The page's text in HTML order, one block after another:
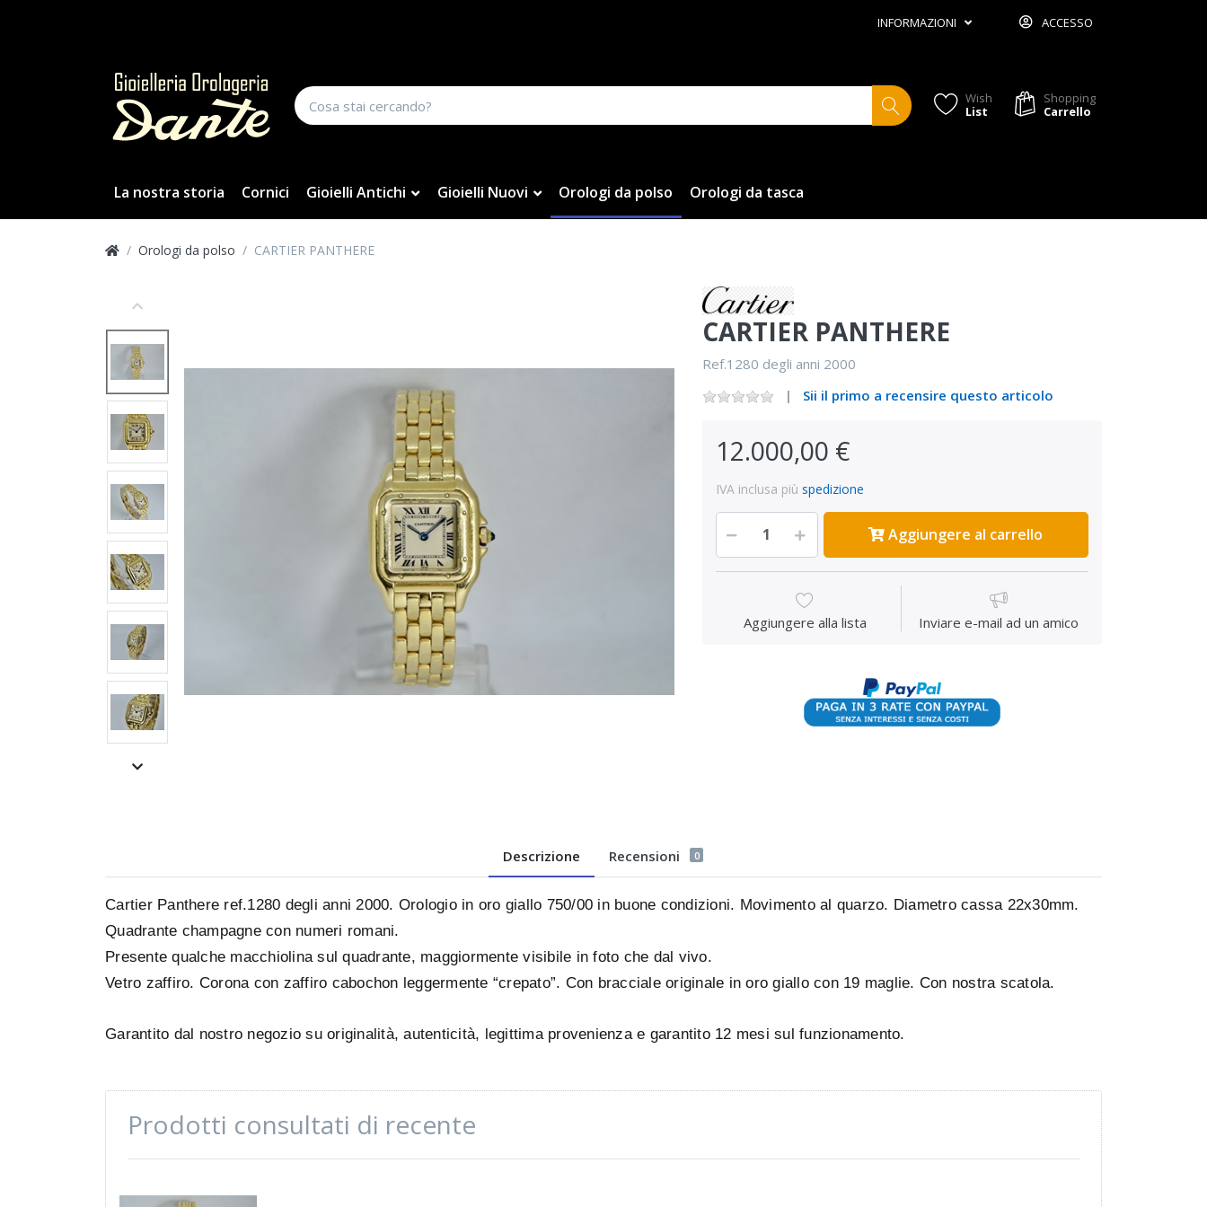
INFORMAZIONI ACCESSO
Wish
List
Shopping
Carrello
La nostra storia Cornici Gioielli Antichi Gioielli Nuovi Orologi da polso Orologi da tasca
Orologi da polso CARTIER PANTHERE
CARTIER PANTHERE
Ref.1280 degli anni 2000
Sii il primo a recensire questo articolo
12.000,00 €
IVA inclusa più spedizione
Aggiungere al carrello
Aggiungere alla lista Inviare e-mail ad un amico
Descrizione Recensioni 0
Cartier Panthere ref.1280 degli anni 2000. Orologio in oro giallo 750/00 in buone condizioni. Movimento al quarzo. Diametro cassa 22x30mm.
Quadrante champagne con numeri romani.
Presente qualche macchiolina sul quadrante, maggiormente visibile in foto che dal vivo.
Vetro zaffiro. Corona con zaffiro cabochon leggermente “crepato”. Con bracciale originale in oro giallo con 19 maglie. Con nostra scatola.
Garantito dal nostro negozio su originalità, autenticità, legittima provenienza e garantito 12 mesi sul funzionamento.
Prodotti consultati di recente